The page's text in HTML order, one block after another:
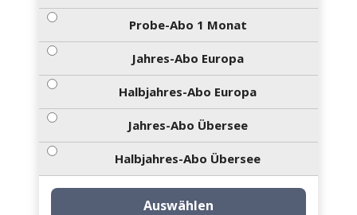
Probe-Abo 1 Monat
Jahres-Abo Europa
Halbjahres-Abo Europa
Jahres-Abo Übersee
Halbjahres-Abo Übersee
Auswählen